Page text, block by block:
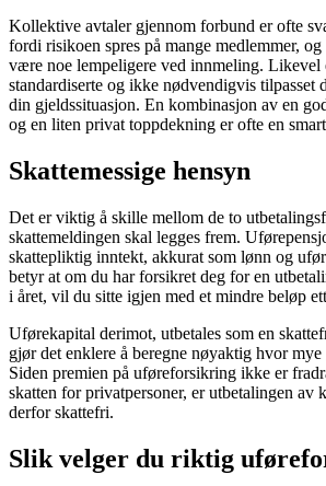
Kollektive avtaler gjennom forbund er ofte
fordi risikoen spres på mange medlemmer, og
være noe lempeligere ved innmeling. Likevel
standardiserte og ikke nødvendigvis tilpasset
din gjeldssituasjon. En kombinasjon av en
og en liten privat toppdekning er ofte en
Skattemessige hensyn
Det er viktig å skille mellom de to
skattemeldingen skal legges frem.
skattepliktig inntekt, akkurat som lønn og
betyr at om du har forsikret deg for en
i året, vil du sitte igjen med et mindre beløp
Uførekapital derimot, utbetales som en
gjør det enklere å beregne nøyaktig hvor
Siden premien på uføreforsikring ikke er
skatten for privatpersoner, er utbetalingen av
derfor skattefri.
Slik velger du riktig